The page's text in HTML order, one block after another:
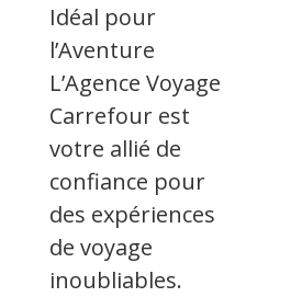
Idéal pour
l’Aventure
L’Agence Voyage
Carrefour est
votre allié de
confiance pour
des expériences
de voyage
inoubliables.